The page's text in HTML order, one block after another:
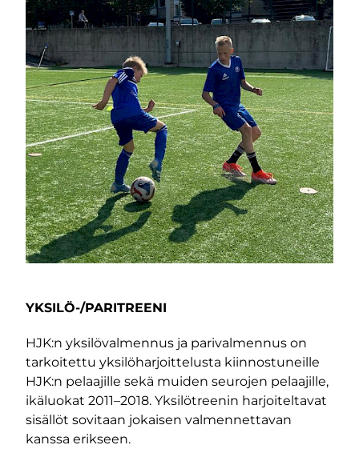
YKSILÖ-/PARITREENI
HJK:n yksilövalmennus ja parivalmennus on
tarkoitettu yksilöharjoittelusta kiinnostuneille
HJK:n pelaajille sekä muiden seurojen pelaajille,
ikäluokat 2011–2018. Yksilötreenin harjoiteltavat
sisällöt sovitaan jokaisen valmennettavan
kanssa erikseen.